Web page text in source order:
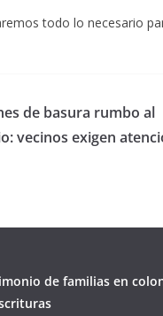
todo lo necesario
de basura rumbo al
vecinos exigen
de familias en